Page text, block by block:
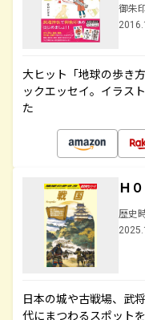
御朱
大ヒット「地球の歩き
ックエッセイ。イラス
た
Ｈ
歴史
日本の城や古戦場、武
代にまつわるスポット